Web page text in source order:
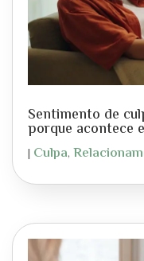
Sentimento de
porque acontece
| Culpa,